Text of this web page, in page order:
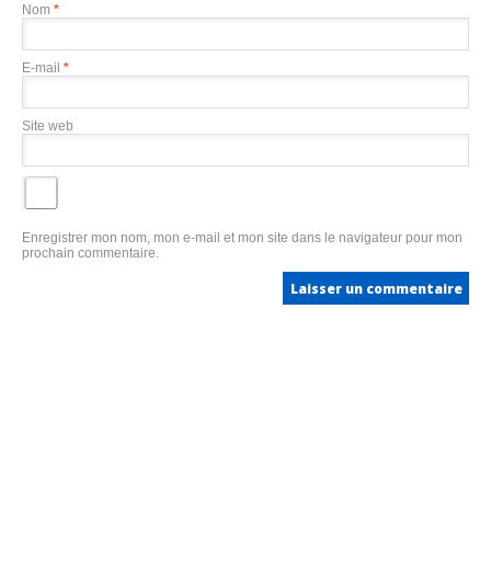
Nom *
E-mail *
Site web
Enregistrer mon nom, mon e-mail et mon site dans le navigateur pour mon
prochain commentaire.